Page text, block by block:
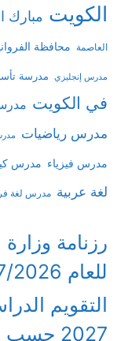
الكويت مبارك
العاصمة محافظة
مدرس إنجليزي مدرسة
في الكويت
مدرس رياضيات
مدرس فيزياء مدرس
لغة عربية مدرس لغة
رزنامة
للعام 2027/2026
2027 حسب وزارة التربية